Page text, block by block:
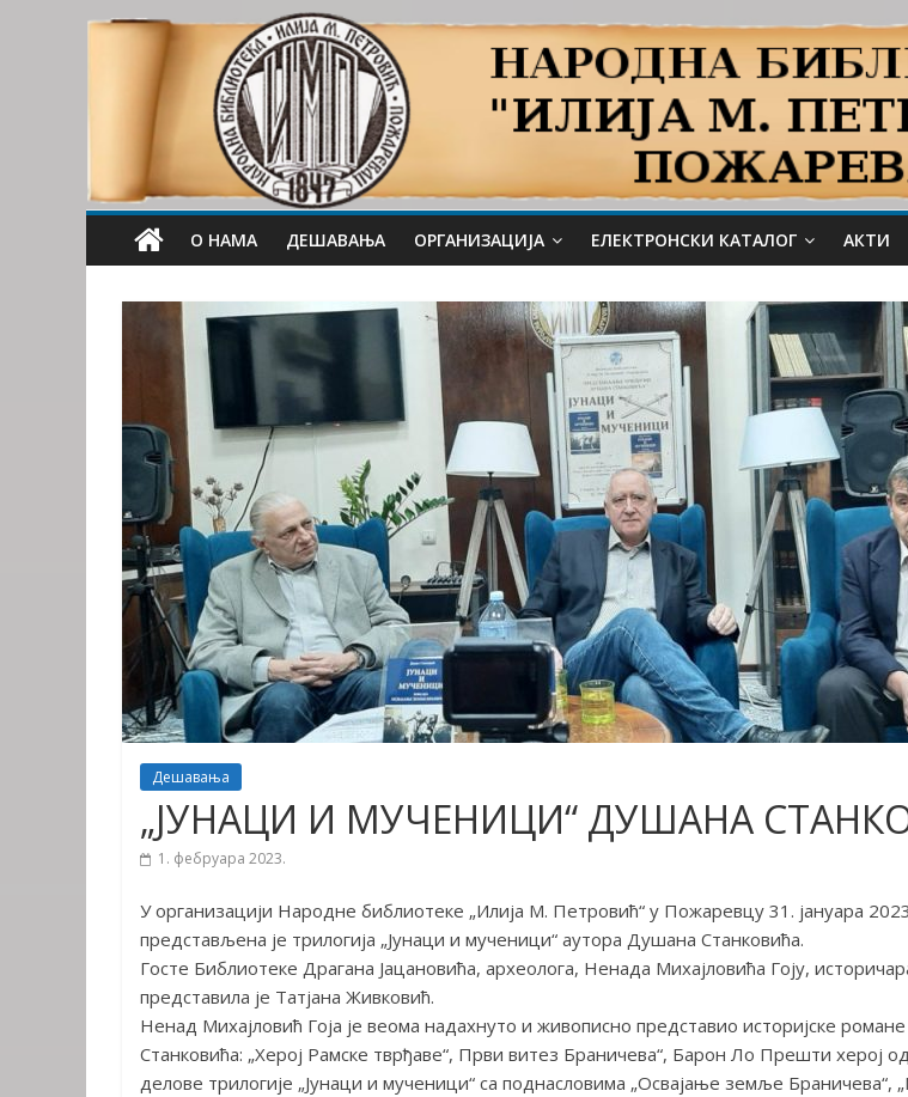
О НАМА ДЕШАВАЊА ОРГАНИЗАЦИЈА ЕЛЕКТРОНСКИ КАТАЛОГ АКТИ
Дешавања
„ЈУНАЦИ И МУЧЕНИЦИ“ ДУШАНА
1. фебруара 2023.
У организацији Народне библиотеке „Илија М. Петровић“ у Пожаревцу 31. јануара
представљена је трилогија „Јунаци и мученици“ аутора Душана Станковића.
Госте Библиотеке Драгана Јацановића, археолога, Ненада Михајловића Гоју,
представила је Татјана Живковић.
Ненад Михајловић Гоја је веома надахнуто и живописно представио историјске
Станковића: „Херој Рамске тврђаве“, Први витез Браничева“, Барон Ло Прешти херој
делове трилогије „Јунаци и мученици“ са поднасловима „Освајање земље Браничева“,